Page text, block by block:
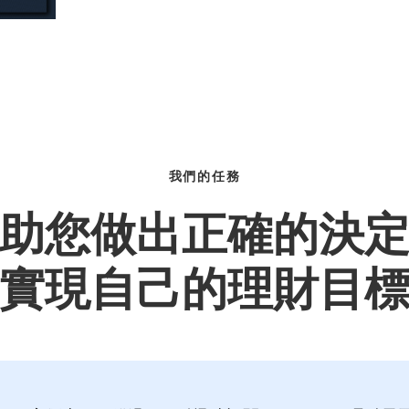
我們的任務
您做出正確的決
實現自己的理財目標